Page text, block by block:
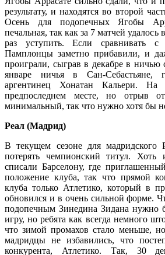
результату, и находятся во второй
Осень для подопечных Ягобы
печальная, так как за 7 матчей удалось
раз уступить. Если сравнивать с
Памплонцы заметно прибавили, и
проиграли, сыграв в декабре в
январе ничья в Сан-Себастьяне,
аргентинец Хонатан Кальери. На
предпоследнем месте, но отрыв
минимальный, так что нужно хотя бы
Реал (Мадрид)
В текущем сезоне для мадридского
потерять чемпионский титул. Хоть
списали Барселону, где
положение клуба, так что прямой
клуба только Атлетико, который в
обновился и в очень сильной форме.
подопечным Зинедина Зидана нужно
игру, но ребята как всегда немного
что зимой промахов стало меньше,
мадридцы не избавились, что
конкурента, Атлетико. Так, 30